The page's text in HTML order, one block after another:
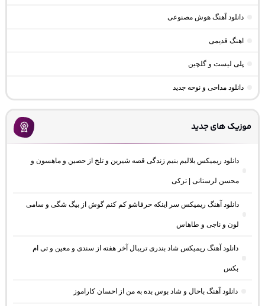
دانلود آهنگ هوش مصنوعی
اهنگ قدیمی
پلی لیست و گلچین
دانلود مداحی و نوحه جدید
موزیک های جدید
دانلود ریمیکس بلالیم بنیم زندگی قصه شیرین و تلخ از حصین و ماهسون و
محسن لرستانی | ترکی
دانلود آهنگ ریمیکس سر اینکه حرفاشو کم کنم گوش از بیگ شگی و سامی
لون و ناجی و طاهاس
دانلود آهنگ ریمیکس شاد بندری تریبال آخر هفته از سندی و معین و تی ام
بکس
دانلود آهنگ باحال و شاد بوس بده به من از احسان کاراموز